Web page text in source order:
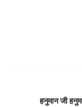
हनुमान जी